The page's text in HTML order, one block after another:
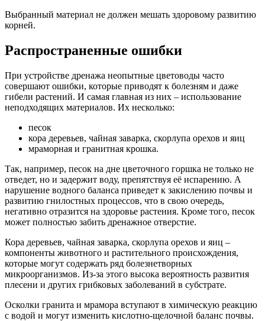
Выбранный материал не должен мешать здоровому развитию
корней.
Распространенные ошибки
При устройстве дренажа неопытные цветоводы часто
совершают ошибки, которые приводят к болезням и даже
гибели растений. И самая главная из них – использование
неподходящих материалов. Их несколько:
песок
кора деревьев, чайная заварка, скорлупа орехов и яиц
мраморная и гранитная крошка.
Так, например, песок на дне цветочного горшка не только не
отведет, но и задержит воду, препятствуя её испарению. А
нарушение водного баланса приведет к закислению почвы и
развитию гнилостных процессов, что в свою очередь,
негативно отразится на здоровье растения. Кроме того, песок
может полностью забить дренажное отверстие.
Кора деревьев, чайная заварка, скорлупа орехов и яиц –
компоненты животного и растительного происхождения,
которые могут содержать ряд болезнетворных
микроорганизмов. Из-за этого высока вероятность развития
плесени и других грибковых заболеваний в субстрате.
Осколки гранита и мрамора вступают в химическую реакцию
с водой и могут изменить кислотно-щелочной баланс почвы.